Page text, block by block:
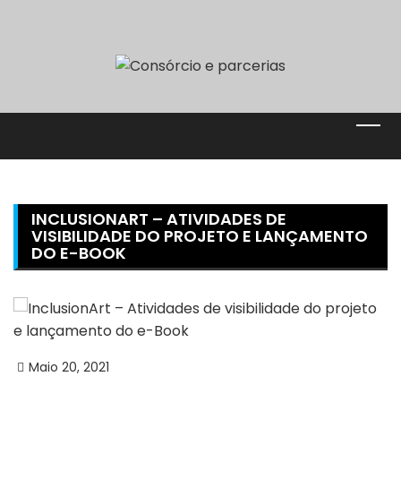
INCLUSIONART – ATIVIDADES DE
VISIBILIDADE DO PROJETO E LANÇAMENTO
DO E-BOOK
Maio 20, 2021